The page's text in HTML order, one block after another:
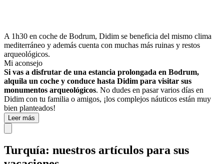
A 1h30 en coche de Bodrum, Didim se beneficia del mismo clima
mediterráneo y además cuenta con muchas más ruinas y restos
arqueológicos.
Mi aconsejo
Si vas a disfrutar de una estancia prolongada en Bodrum,
alquila un coche y conduce hasta Didim para visitar sus
monumentos arqueológicos. No dudes en pasar varios días en
Didim con tu familia o amigos, ¡los complejos náuticos están muy
bien planteados!
Leer más
Turquía: nuestros artículos para sus